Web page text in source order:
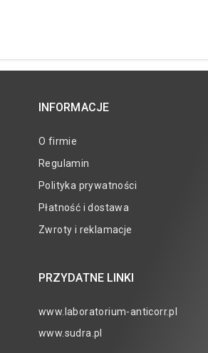
INFORMACJE
O firmie
Regulamin
Polityka prywatności
Płatność i dostawa
Zwroty i reklamacje
PRZYDATNE LINKI
www.laboratorium-anticorr.pl
www.sudra.pl